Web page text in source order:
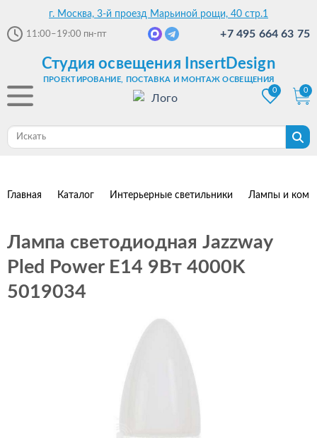
г. Москва, 3-й проезд Марьиной рощи, 40 стр.1
11:00–19:00 пн-пт +7 495 664 63 75
Студия освещения InsertDesign
ПРОЕКТИРОВАНИЕ, ПОСТАВКА И МОНТАЖ ОСВЕЩЕНИЯ
0
0
Главная Каталог Интерьерные светильники Лампы и
Лампа светодиодная Jazzway
Pled Power E14 9Вт 4000K
5019034